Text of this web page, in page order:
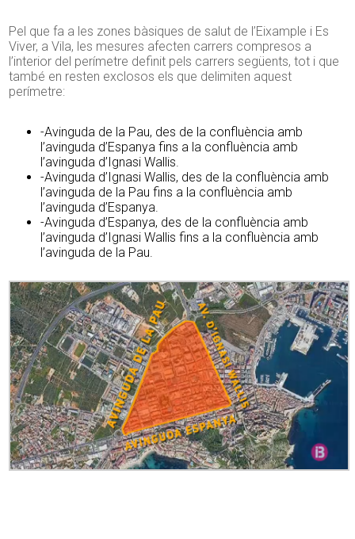
Pel que fa a les zones bàsiques de salut de l’Eixample i Es
Viver, a Vila, les mesures afecten carrers compresos a
l’interior del perímetre definit pels carrers següents, tot i que
també en resten exclosos els que delimiten aquest
perímetre:
-Avinguda de la Pau, des de la confluència amb
l’avinguda d’Espanya fins a la confluència amb
l’avinguda d’Ignasi Wallis.
-Avinguda d’Ignasi Wallis, des de la confluència amb
l’avinguda de la Pau fins a la confluència amb
l’avinguda d’Espanya.
-Avinguda d’Espanya, des de la confluència amb
l’avinguda d’Ignasi Wallis fins a la confluència amb
l’avinguda de la Pau.